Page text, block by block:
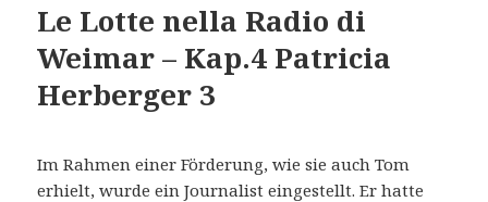
Le Lotte nella Radio di
Weimar – Kap.4 Patricia
Herberger 3
Im Rahmen einer Förderung, wie sie auch Tom
erhielt, wurde ein Journalist eingestellt. Er hatte